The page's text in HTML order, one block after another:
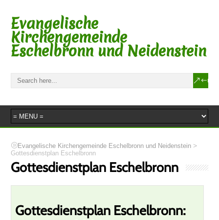
Evangelische
Kirchengemeinde
Eschelbronn und Neidenstein
Evangelische Kirchengemeinde Eschelbronn und Neidenstein >
Gottesdienstplan Eschelbronn
Gottesdienstplan Eschelbronn
Gottesdienstplan Eschelbronn: